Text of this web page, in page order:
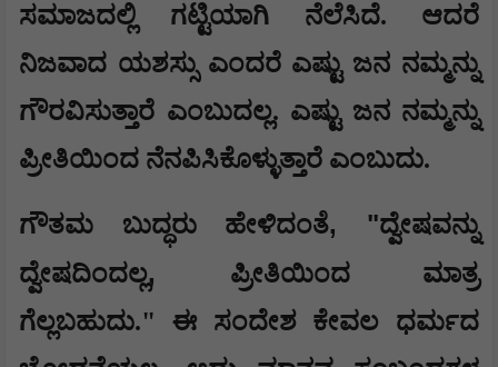
ಸಮಾಜದಲ್ಲಿ ಗಟ್ಟಿಯಾಗಿ ನೆಲೆಸಿದೆ. ಆದರೆ
ನಿಜವಾದ ಯಶಸ್ಸು ಎಂದರೆ ಎಷ್ಟು ಜನ ನಮ್ಮನ್ನು
ಗೌರವಿಸುತ್ತಾರೆ ಎಂಬುದಲ್ಲ. ಎಷ್ಟು ಜನ ನಮ್ಮನ್ನು
ಪ್ರೀತಿಯಿಂದ ನೆನಪಿಸಿಕೊಳ್ಳುತ್ತಾರೆ ಎಂಬುದು.
ಗೌತಮ ಬುದ್ಧರು ಹೇಳಿದಂತೆ, "ದ್ವೇಷವನ್ನು
ದ್ವೇಷದಿಂದಲ್ಲ, ಪ್ರೀತಿಯಿಂದ ಮಾತ್ರ
ಗೆಲ್ಲಬಹುದು." ಈ ಸಂದೇಶ ಕೇವಲ ಧರ್ಮದ